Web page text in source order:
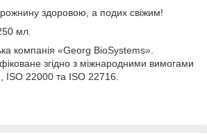
здоровою, а подих свіжим!
мл.
компанія «Georg BioSystems».
згідно з міжнародними вимогами
ISO 22000 та ISO 22716.